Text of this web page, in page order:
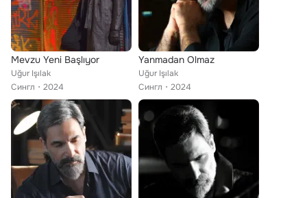
Mevzu Yeni Başlıyor
Uğur Işılak
Сингл
2024
Yanmadan Olmaz
Uğur Işılak
Сингл
2024